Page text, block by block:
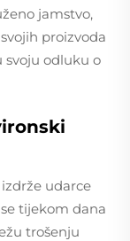
jamstvo,
proizvoda
svoju odluku o
udarce
tijekom dana
trošenju